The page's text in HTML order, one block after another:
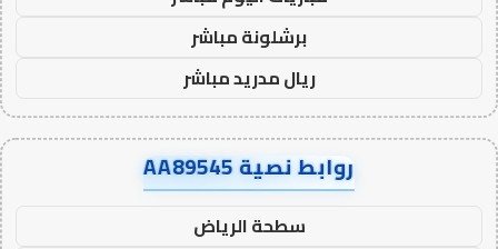
برشلونة مباشر
ريال مدريد مباشر
روابط نصية AA89545
سطحة الرياض